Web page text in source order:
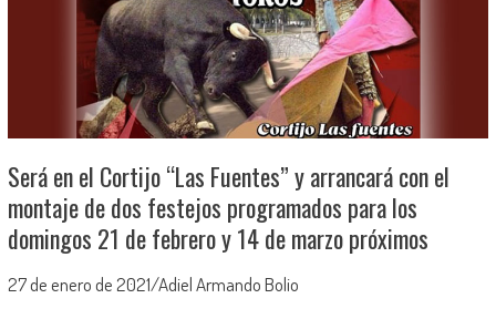
Será en el Cortijo “Las Fuentes” y arrancará con el
montaje de dos festejos programados para los
domingos 21 de febrero y 14 de marzo próximos
27 de enero de 2021/Adiel Armando Bolio